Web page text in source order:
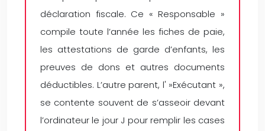
déclaration fiscale. Ce « Responsable »
compile toute l’année les fiches de paie,
les attestations de garde d’enfants, les
preuves de dons et autres documents
déductibles. L’autre parent, l' »Exécutant »,
se contente souvent de s’asseoir devant
l’ordinateur le jour J pour remplir les cases